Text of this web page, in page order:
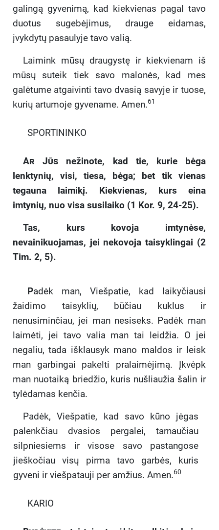
galingą gyvenimą, kad kiekvienas pagal tavo
duotus sugebėjimus, drauge eidamas,
įvykdytų pasaulyje tavo valią.
Laimink mūsų draugystę ir kiekvienam iš
mūsų suteik tiek savo malonės, kad mes
galėtume atgaivinti tavo dvasią savyje ir tuose,
kurių artumoje gyvename. Amen.61
SPORTININKO
Ar Jūs nežinote, kad tie, kurie bėga
lenktynių, visi, tiesa, bėga; bet tik vienas
tegauna laimikį. Kiekvienas, kurs eina
imtynių, nuo visa susilaiko (1 Kor. 9, 24-25).
Tas, kurs kovoja imtynėse,
nevainikuojamas, jei nekovoja taisyklingai (2
Tim. 2, 5).
Padėk man, Viešpatie, kad laikyčiausi
žaidimo taisyklių, būčiau kuklus ir
nenusiminčiau, jei man nesiseks. Padėk man
laimėti, jei tavo valia man tai leidžia. O jei
negaliu, tada išklausyk mano maldos ir leisk
man garbingai pakelti pralaimėjimą. Įkvėpk
man nuotaiką briedžio, kuris nušliaužia šalin ir
tylėdamas kenčia.
Padėk, Viešpatie, kad savo kūno jėgas
palenkčiau dvasios pergalei, tarnaučiau
silpniesiems ir visose savo pastangose
jieškočiau visų pirma tavo garbės, kuris
gyveni ir viešpatauji per amžius. Amen.60
KARIO